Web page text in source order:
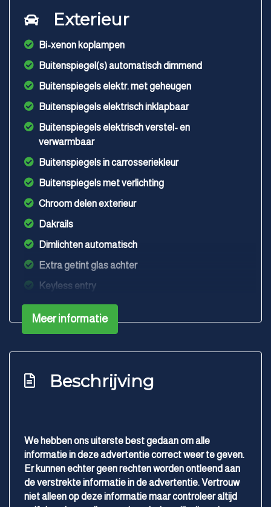
Exterieur
Bi-xenon koplampen
Buitenspiegel(s) automatisch dimmend
Buitenspiegels elektr. met geheugen
Buitenspiegels elektrisch inklapbaar
Buitenspiegels elektrisch verstel- en
verwarmbaar
Buitenspiegels in carrosseriekleur
Buitenspiegels met verlichting
Chroom delen exterieur
Dakrails
Dimlichten automatisch
Extra getint glas achter
Keyless entry
Koplampen adaptief
Lichtmetalen velgen 17"
Parkeersensor achter
Parkeersensor voor
Ruitensproeiers/wisserbladen verwarmbaar
Meer informatie
Beschrijving
We hebben ons uiterste best gedaan om alle
informatie in deze advertentie correct weer te geven.
Er kunnen echter geen rechten worden ontleend aan
de verstrekte informatie in de advertentie. Vertrouw
niet alleen op deze informatie maar controleer altijd